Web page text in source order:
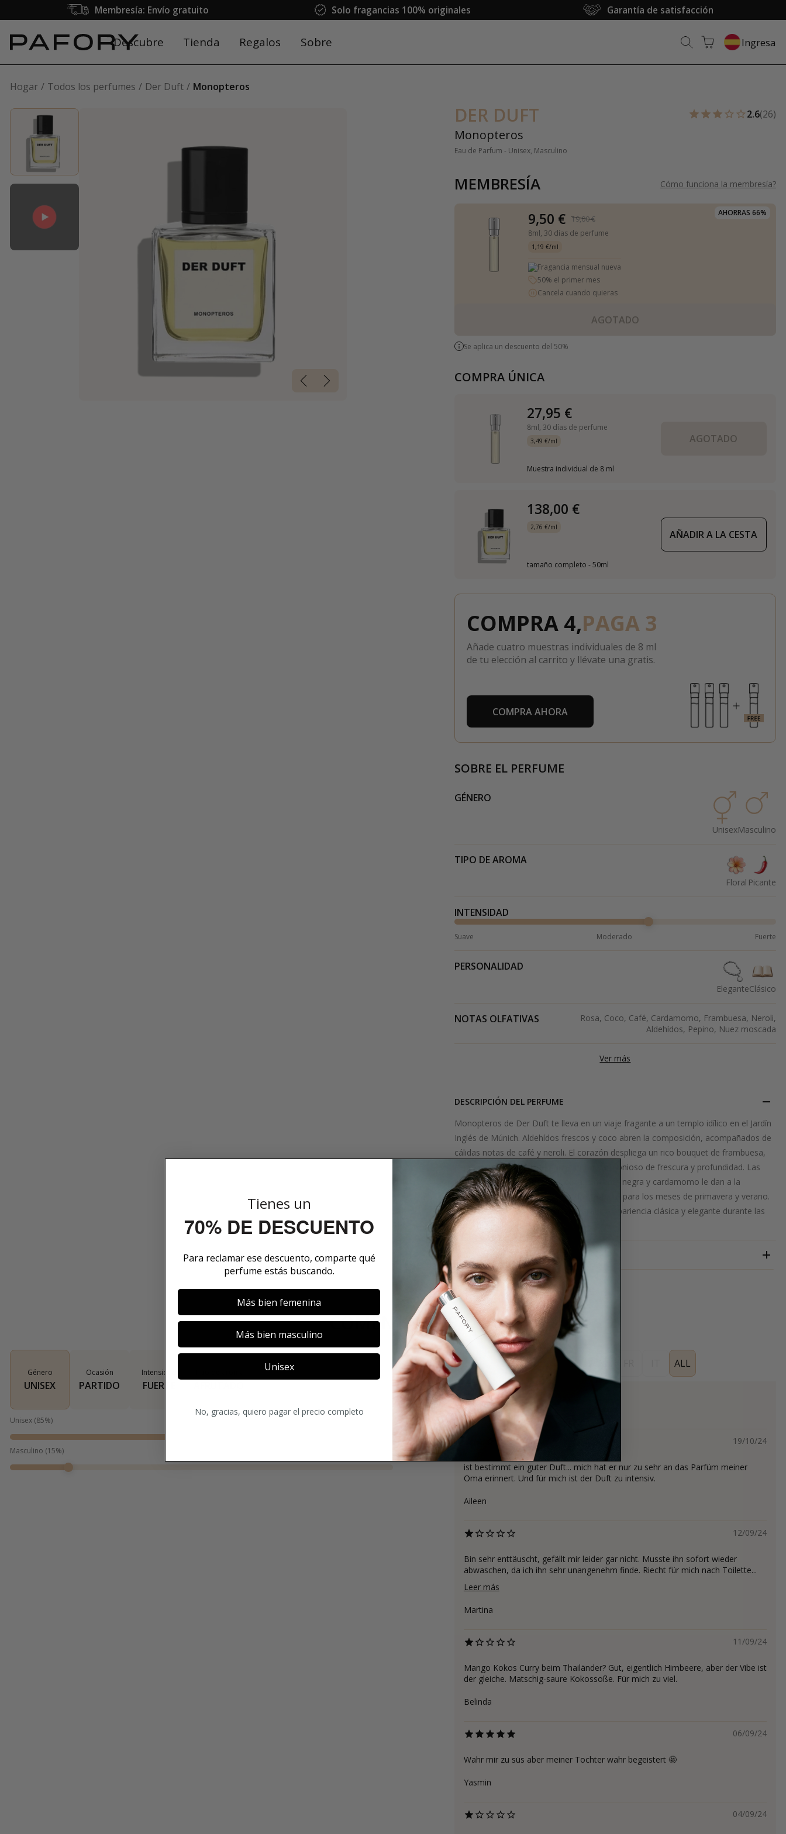
Membresía: Envío gratuito Solo fragancias 100% originales Garantía de satisfacción
Descubre Tienda Regalos Sobre Ingresa
Hogar Todos los perfumes Der Duft Monopteros
DER DUFT
Monopteros
Eau de Parfum - Unisex, Masculino
2.6(26)
MEMBRESÍA Cómo funciona la membresía?
AHORRAS 66%
9,50 €
19,00 €
8ml, 30 días de perfume
1,19 €/ml
Fragancia mensual nueva
50% el primer mes
Cancela cuando quieras
AGOTADO
Se aplica un descuento del 50%
COMPRA ÚNICA
27,95 €
8ml, 30 días de perfume
3,49 €/ml
Muestra individual de 8 ml
AGOTADO
138,00 €
2,76 €/ml
tamaño completo - 50ml
AÑADIR A LA CESTA
COMPRA 4,PAGA 3
Añade cuatro muestras individuales de 8 ml
de tu elección al carrito y llévate una gratis.
COMPRA AHORA
SOBRE EL PERFUME
GÉNERO
UnisexMasculino
TIPO DE AROMA
Floral Picante
INTENSIDAD
Suave Moderado Fuerte
PERSONALIDAD
EleganteClásico
NOTAS OLFATIVAS
Rosa, Coco, Café, Cardamomo, Frambuesa, Neroli,
Aldehídos, Pepino, Nuez moscada
Ver más
DESCRIPCIÓN DEL PERFUME
Monopteros de Der Duft te lleva en un viaje fragante a un templo idílico en el Jardín
Inglés de Múnich. Aldehídos frescos y coco abren la composición, acompañados de
cálidas notas de café y neroli. El corazón despliega un rico bouquet de frambuesa,
pepino y rosa, ofreciendo un equilibrio armonioso de frescura y profundidad. Las
notas de fondo de nuez moscada, pimienta negra y cardamomo le dan a la
fragancia una elegancia especiada, perfecta para los meses de primavera y verano.
Monopteros es la elección ideal para una apariencia clásica y elegante durante las
actividades de ocio diarias.
SOBRE LA MARCA DER DUFT
COMENTARIOS
Género
UNISEX
Ocasión
PARTIDO
Intensidad
FUERTE
Unisex (85%)
Masculino (15%)
EN ALL
2.6
26 Comentarios
19/10/24
ist bestimmt ein guter Duft... mich hat er nur zu sehr an das Parfüm meiner
Oma erinnert. Und für mich ist der Duft zu intensiv.
Aileen
12/09/24
Bin sehr enttäuscht, gefällt mir leider gar nicht. Musste ihn sofort wieder
abwaschen, da ich ihn sehr unangenehm finde. Riecht für mich nach Toilette...
Leer más
Martina
11/09/24
Mango Kokos Curry beim Thailänder? Gut, eigentlich Himbeere, aber der Vibe ist
der gleiche. Matschig-saure Kokossoße. Für mich zu viel.
Belinda
06/09/24
Wahr mir zu süs aber meiner Tochter wahr begeistert 🤩
Yasmin
04/09/24
Tienes un
70% DE DESCUENTO
Para reclamar ese descuento, comparte qué
perfume estás buscando.
Más bien femenina
Más bien masculino
Unisex
No, gracias, quiero pagar el precio completo